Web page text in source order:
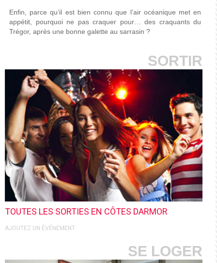
Enfin, parce qu’il est bien connu que l’air océanique met en
appétit, pourquoi ne pas craquer pour… des craquants du
Trégor, après une bonne galette au sarrasin ?
SORTIR
TOUTES LES SORTIES EN CÔTES DARMOR
AJOUTEZ UN ÉVÉNEMENT
SE LOGER